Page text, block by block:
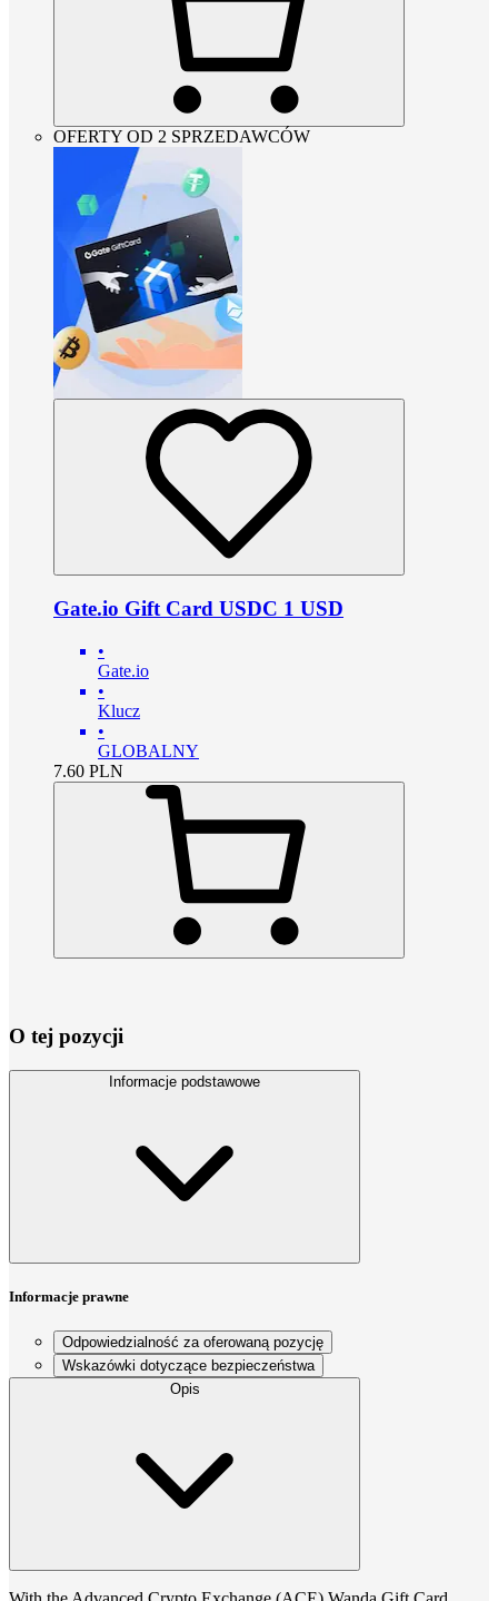
OFERTY OD 2 SPRZEDAWCÓW
Gate.io Gift Card USDC 1 USD
•
Gate.io
•
Klucz
•
GLOBALNY
7.60 PLN
O tej pozycji
Informacje podstawowe
Informacje prawne
Odpowiedzialność za oferowaną pozycję
Wskazówki dotyczące bezpieczeństwa
Opis